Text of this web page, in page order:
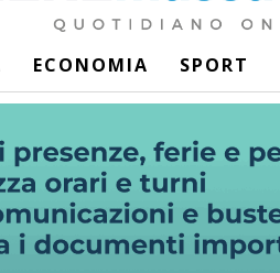
ECONOMIA SPORT